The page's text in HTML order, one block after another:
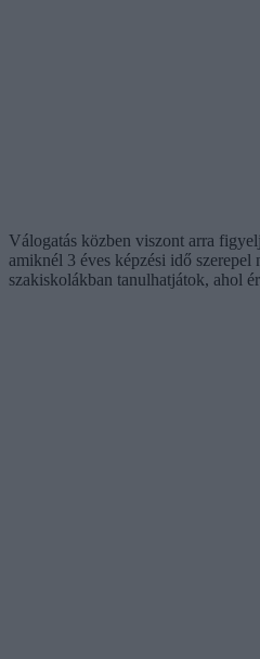
Válogatás közben viszont arra
amiknél 3 éves képzési idő szerepel
szakiskolákban tanulhatjátok, ahol